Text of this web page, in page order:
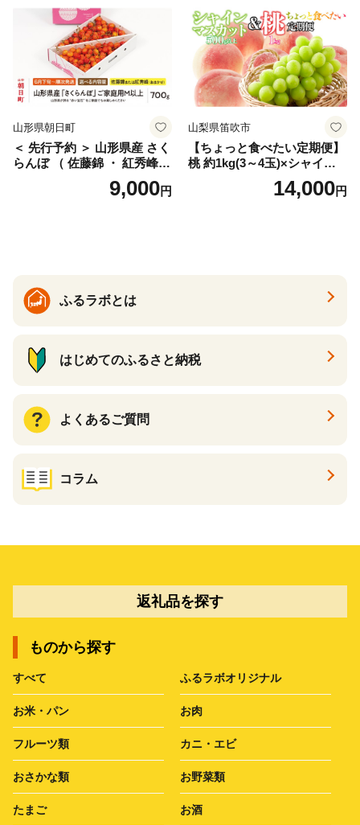
産 農家直送 期間限定 特産品
サイズミックス くらもとフ
ァーム 愛南町 愛媛県
山形県朝日町
＜ 先行予約 ＞ 山形県産 さく
らんぼ （ 佐藤錦 ・ 紅秀峰
） ご家庭用 M以上 700g 【20
26年6月下旬から7月上旬発
9,000円
山梨県笛吹市
【ちょっと食べたい定期便】
桃 約1kg(3～4玉)×シャイン
マスカット500g以上 126-024
| 定期便 桃 シャインマスカッ
14,000円
ふるラボとは
はじめてのふるさと納税
よくあるご質問
コラム
返礼品を探す
ものから探す
すべて ふるラボオリジナル
お米・パン お肉
フルーツ類 カニ・エビ
おさかな類 お野菜類
たまご お酒